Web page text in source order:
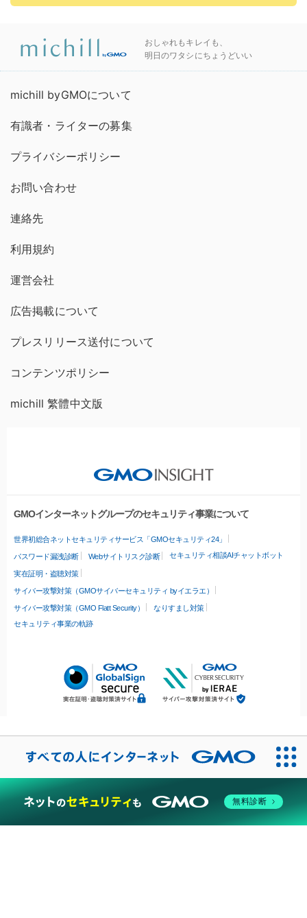
おしゃれもキレイも、
明日のワタシにちょうどいい
michill byGMOについて
有識者・ライターの募集
プライバシーポリシー
お問い合わせ
連絡先
利用規約
運営会社
広告掲載について
プレスリリース送付について
コンテンツポリシー
michill 繁體中文版
GMOインターネットグループのセキュリティ事業について
世界初総合ネットセキュリティサービス「GMOセキュリティ24」
パスワード漏洩診断 Webサイトリスク診断 セキュリティ相談AIチャットボット
実在証明・盗聴対策
サイバー攻撃対策（GMOサイバーセキュリティ byイエラエ）
サイバー攻撃対策（GMO Flatt Security）
なりすまし対策
セキュリティ事業の軌跡
無料診断